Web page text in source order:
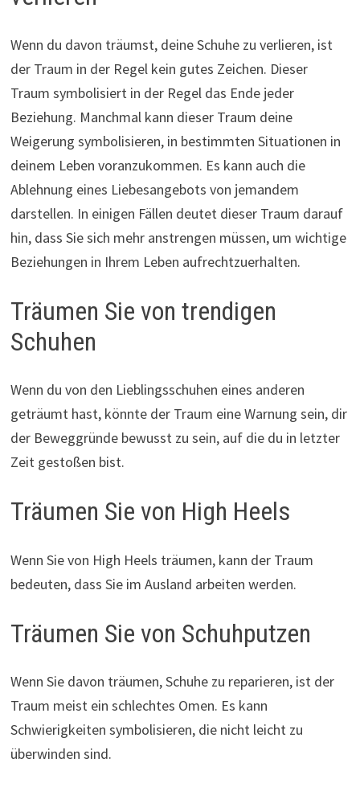
Wenn du davon träumst, deine Schuhe zu verlieren, ist
der Traum in der Regel kein gutes Zeichen. Dieser
Traum symbolisiert in der Regel das Ende jeder
Beziehung. Manchmal kann dieser Traum deine
Weigerung symbolisieren, in bestimmten Situationen in
deinem Leben voranzukommen. Es kann auch die
Ablehnung eines Liebesangebots von jemandem
darstellen. In einigen Fällen deutet dieser Traum darauf
hin, dass Sie sich mehr anstrengen müssen, um wichtige
Beziehungen in Ihrem Leben aufrechtzuerhalten.
Träumen Sie von trendigen
Schuhen
Wenn du von den Lieblingsschuhen eines anderen
geträumt hast, könnte der Traum eine Warnung sein, dir
der Beweggründe bewusst zu sein, auf die du in letzter
Zeit gestoßen bist.
Träumen Sie von High Heels
Wenn Sie von High Heels träumen, kann der Traum
bedeuten, dass Sie im Ausland arbeiten werden.
Träumen Sie von Schuhputzen
Wenn Sie davon träumen, Schuhe zu reparieren, ist der
Traum meist ein schlechtes Omen. Es kann
Schwierigkeiten symbolisieren, die nicht leicht zu
überwinden sind.